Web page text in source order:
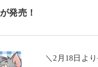
発売！
＼2月18日よ